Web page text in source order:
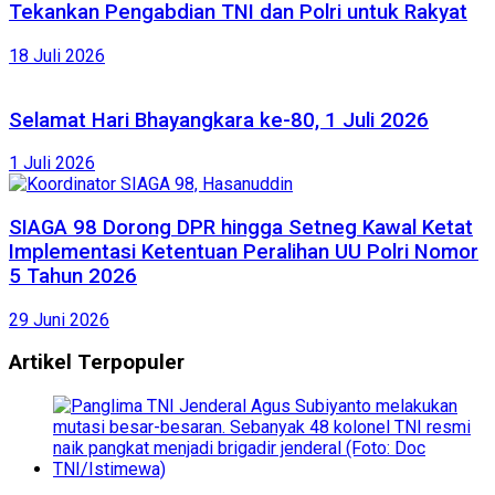
Tekankan Pengabdian TNI dan Polri untuk Rakyat
18 Juli 2026
Selamat Hari Bhayangkara ke-80, 1 Juli 2026
1 Juli 2026
SIAGA 98 Dorong DPR hingga Setneg Kawal Ketat
Implementasi Ketentuan Peralihan UU Polri Nomor
5 Tahun 2026
29 Juni 2026
Artikel Terpopuler